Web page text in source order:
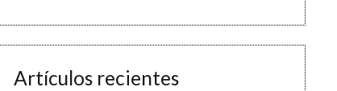
Artículos recientes